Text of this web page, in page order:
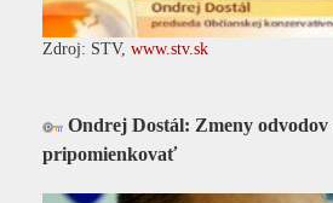
Zdroj: STV, www.stv.sk
Ondrej Dostál: Zmeny odvodov
pripomienkovať